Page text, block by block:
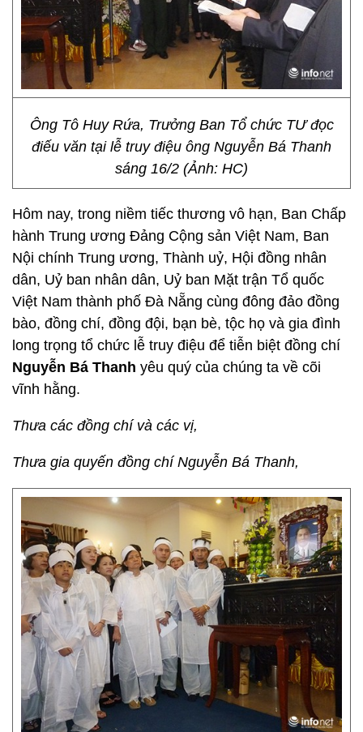
Ông Tô Huy Rứa, Trưởng Ban Tổ chức TƯ đọc
điếu văn tại lễ truy điệu ông Nguyễn Bá Thanh
sáng 16/2 (Ảnh: HC)
Hôm nay, trong niềm tiếc thương vô hạn, Ban Chấp
hành Trung ương Đảng Cộng sản Việt Nam, Ban
Nội chính Trung ương, Thành uỷ, Hội đồng nhân
dân, Uỷ ban nhân dân, Uỷ ban Mặt trận Tổ quốc
Việt Nam thành phố Đà Nẵng cùng đông đảo đồng
bào, đồng chí, đồng đội, bạn bè, tộc họ và gia đình
long trọng tổ chức lễ truy điệu để tiễn biệt đồng chí
Nguyễn Bá Thanh yêu quý của chúng ta về cõi
vĩnh hằng.
Thưa các đồng chí và các vị,
Thưa gia quyến đồng chí Nguyễn Bá Thanh,